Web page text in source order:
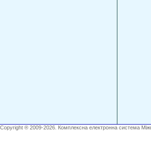
Copyright ® 2009-2026. Комплексна електронна система